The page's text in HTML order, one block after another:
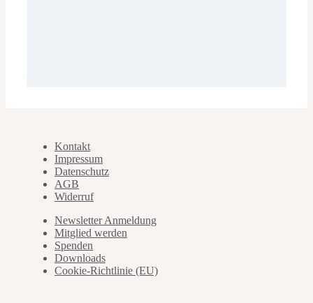
Kontakt
Impressum
Datenschutz
AGB
Widerruf
Newsletter Anmeldung
Mitglied werden
Spenden
Downloads
Cookie-Richtlinie (EU)